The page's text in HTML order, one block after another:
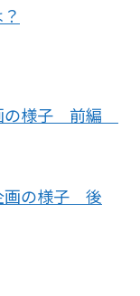
の様子 前編
画の様子 後